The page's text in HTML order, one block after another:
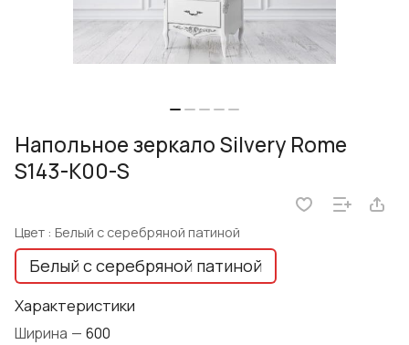
Напольное зеркало Silvery Rome
S143-K00-S
Цвет : Белый с серебряной патиной
Белый с серебряной патиной
Характеристики
Ширина — 600